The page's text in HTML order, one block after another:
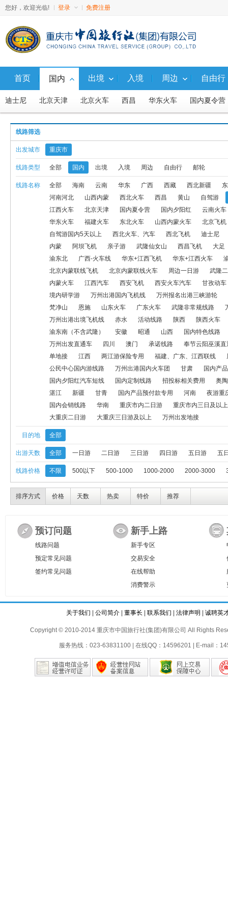
您好，欢迎光临! 登录 免费注册
首页 国内
迪士尼 北京天津 北京火车 西昌 华东火车 国内夏令营
福建 广东 湖南 河南河北 山西内蒙 西北火车 专列
东北火车 山西内蒙火车 北京飞机 度假养老 自驾游（国
东北飞机 东北火车、汽车 石柱 内蒙 阿坝飞机 亲子游
广西-火车线 华东+江西飞机 华东+江西火车 渝黔
航空模拟产品 研学旅游 境内研学游 万州出港
梵净山 恩施 山东火车 广东火车 武隆非常规
陕西 陕西火车 自驾游（国内2天内） 自驾游国
江西 两江游保险专用 福建、广东、江西联线 周
万州出港国内火车团 甘肃 国内产品定金专用 华北 旅居
奥陶纪二日及以上游 海陵岛 湛江 新疆
大重庆三日游及以上 万州出发地接
出境 入境 周边 自由行
线路筛选
出发城市 重庆市
线路类型 全部 国内 出境 入境 周边 自由行 邮轮
线路名称 全部 海南 云南 华东 广西 西藏 西北新疆
河南河北
山西内蒙 西北火车 西昌 黄山
自驾游
江西火车
北京天津 国内夏令营 国内夕阳红
云南火车
华东火车
福建火车 东北火车 山西内蒙火车
北京飞机
自驾游国内5天以上
西北火车、汽车 西北飞机
迪士尼
内蒙
阿坝飞机 亲子游 武隆仙女山 西昌飞机
大足
渝东北
广西-火车线 华东+江西飞机 华东+江西火车
北京内蒙联线飞机
北京内蒙联线火车 周边一日游
武隆
内蒙火车
江西汽车 西安飞机 西安火车汽车
甘孜动车
境内研学游
万州出港国内飞机线
万州报名出港三峡游轮
梵净山
恩施 山东火车 广东火车 武隆非常规线路
万州出港出境飞机线
赤水 活动线路 陕西
陕西火车
渝东南（不含武隆）
安徽 昭通 山西
国内特色线路
万州出发直通车
四川 澳门 承诺线路
奉节云阳巫溪直
单地接
江西 两江游保险专用 福建、广东、江西联线
公民中心国内游线路
万州出港国内火车团 甘肃
国内产
国内夕阳红汽车短线
国内定制线路 招投标相关费用
奥
湛江
新疆 甘青 国内产品预付款专用 河南
夜游重
国内会销线路
华南 重庆市内二日游
重庆市内三日及以上
大重庆二日游
大重庆三日游及以上 万州出发地接
目的地 全部
出游天数 全部 一日游 二日游 三日游 四日游 五日游 五
线路价格 不限 500以下 500-1000 1000-2000 2000-3000
排序方式 价格 天数 热卖 特价 推荐
预订问题
线路问题
预定常见问题
签约常见问题
新手上路
新手专区
交易安全
在线帮助
消费警示
关于我们 公司简介 董事长 联系我们 法律声明 诚聘英
Copyright © 2010-2014 重庆市中国旅行社(集团)有限公司 All Rights
服务热线：023-63831100 | 在线QQ：14596201 | E-mail：